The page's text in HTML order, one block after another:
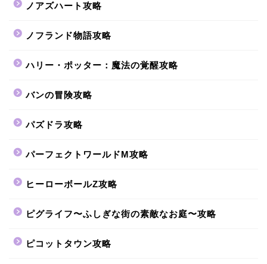
ノアズハート攻略
ノフランド物語攻略
ハリー・ポッター：魔法の覚醒攻略
バンの冒険攻略
パズドラ攻略
パーフェクトワールドM攻略
ヒーローボールZ攻略
ピグライフ〜ふしぎな街の素敵なお庭〜攻略
ピコットタウン攻略